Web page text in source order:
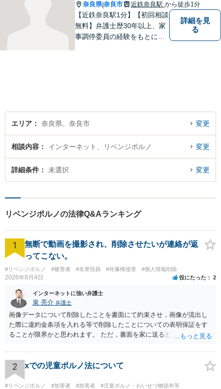
奈良県|奈良市 近鉄奈良駅 から徒歩1分
【近鉄奈良駅1分】【初回相談
無料】弁護士歴30年以上、家
事調停委員の経験をもとに複
詳細を見
る
エリア 奈良県、奈良市 変更
相談内容 インターネット、リベンジポルノ 変更
詳細条件 未選択 変更
リベンジポルノの法律Q&Aランキング
1
無断で動画を撮影され、削除させたいが連絡が返
ってこない。
#リベンジポルノ #被害者 #名誉毀損 #肖像権侵害 #個人情報削除
2026年8月4日 役にたった 2
インターネットに強い弁護士
泉 亮介 弁護士
画像データについて削除したことを書面にて約束させ，画像が流出し
た際に違約金条項を入れる等で削除したことについての表明保証をす
ることが限界かと思われます。 ただ，書面を家に送ると家族に不貞行
除等を求めることは避けたほうが良いかと思われます。
2 xでの児童ポルノ法について
#リベンジポルノ #加害者 #加害者 #児童ポルノ・わいせつ物頒布等